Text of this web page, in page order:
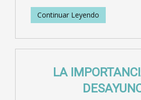
Continuar Leyendo
LA